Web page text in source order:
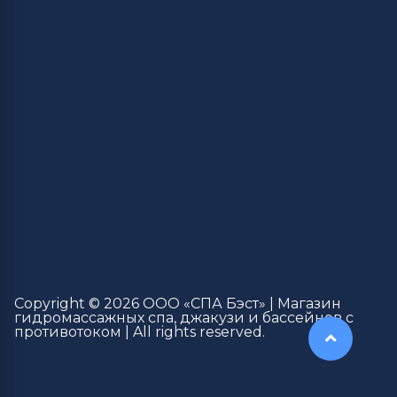
Copyright © 2026 ООО «СПА Бэст» | Магазин
гидромассажных спа, джакузи и бассейнов с
противотоком | All rights reserved.